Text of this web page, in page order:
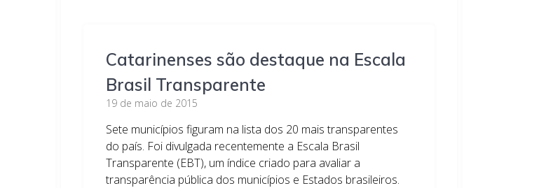
Catarinenses são destaque na Escala
Brasil Transparente
19 de maio de 2015
Sete municípios figuram na lista dos 20 mais transparentes
do país. Foi divulgada recentemente a Escala Brasil
Transparente (EBT), um índice criado para avaliar a
transparência pública dos municípios e Estados brasileiros.